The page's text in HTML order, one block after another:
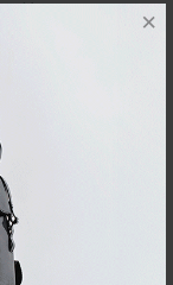
×
you receive. I’m
常好用.